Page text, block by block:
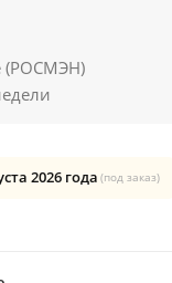
(РОСМЭН)
2026 года (под заказ)